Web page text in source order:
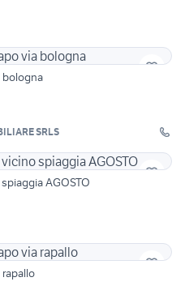
bologna
SRLS
AGOSTO